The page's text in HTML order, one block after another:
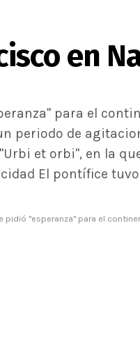
en
para el
periodo de
et orbi", en la
El pontífice
pidió "esperanza" para el